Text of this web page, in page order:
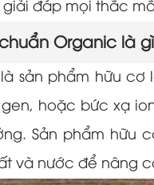
đáp mọi thắc
chuẩn Organic là
sản phẩm hữu cơ
hoặc bức xạ
Sản phẩm hữu
và nước để nâng